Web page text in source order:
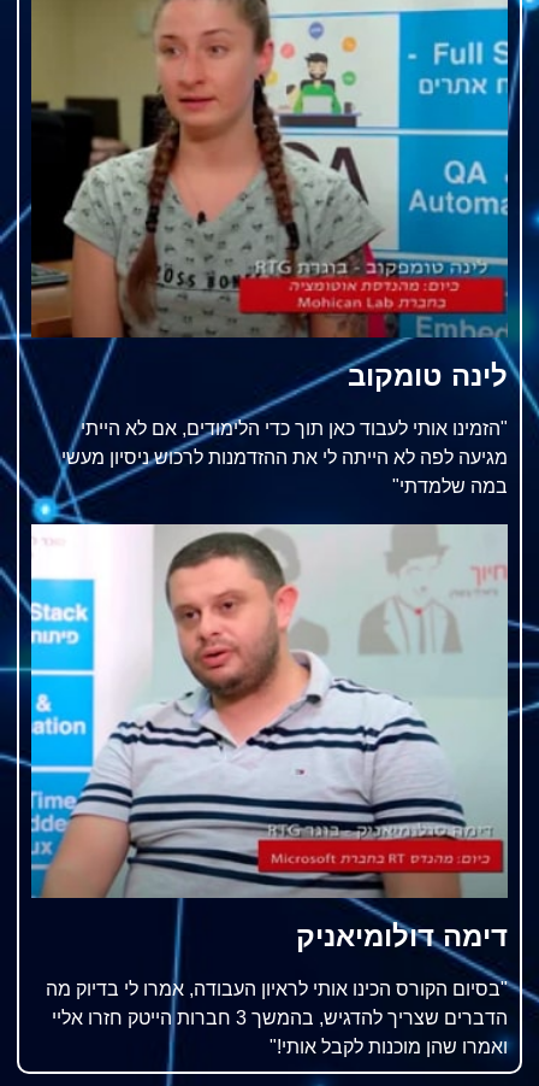
לינה טומקוב
"הזמינו אותי לעבוד כאן תוך כדי הלימודים, אם לא הייתי
מגיעה לפה לא הייתה לי את ההזדמנות לרכוש ניסיון מעשי
במה שלמדתי"
דימה דולומיאניק
"בסיום הקורס הכינו אותי לראיון העבודה, אמרו לי בדיוק מה
הדברים שצריך להדגיש, בהמשך 3 חברות הייטק חזרו אליי
ואמרו שהן מוכנות לקבל אותי!"